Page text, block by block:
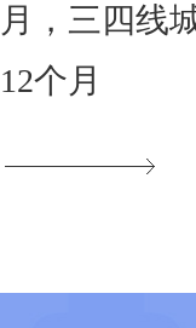
，三四线
个月